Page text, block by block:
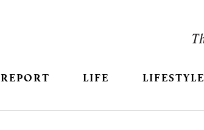
REPORT LIFE LIFESTYLE